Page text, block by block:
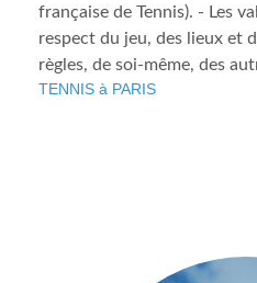
française de Tennis). - Les
respect du jeu, des lieux et
règles, de soi-même, des
TENNIS à PARIS